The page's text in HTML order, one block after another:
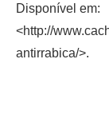
Disponível em:
<http://
antirrabica/>.